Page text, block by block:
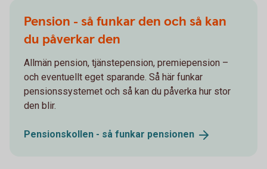
Pension - så funkar den och så kan
du påverkar den
Allmän pension, tjänstepension, premiepension –
och eventuellt eget sparande. Så här funkar
pensionssystemet och så kan du påverka hur stor
den blir.
Pensionskollen - så funkar pensionen